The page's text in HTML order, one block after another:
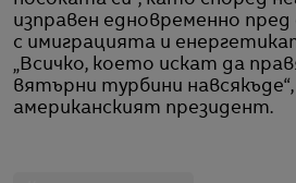
изправен едновременно пред
с имиграцията и
„Всичко, което искат да
вятърни турбини навсякъде“,
американският президент.